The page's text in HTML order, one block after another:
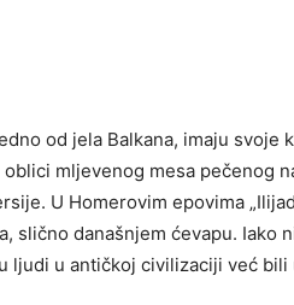
od jela Balkana, imaju svoje
mljevenog mesa pečenog
U Homerovim epovima
slično današnjem ćevapu. Iako
ljudi u antičkoj civilizaciji već